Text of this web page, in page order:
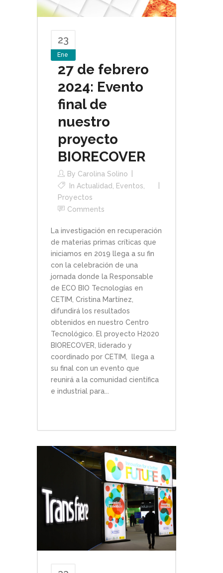
23
Ene
27 de febrero
2024: Evento
final de
nuestro
proyecto
BIORECOVER
By Carolina Solino
In Actualidad, Eventos,
Proyectos
Comments
La investigación en recuperación
de materias primas críticas que
iniciamos en 2019 llega a su fin
con la celebración de una
jornada donde la Responsable
de ECO BIO Tecnologías en
CETIM, Cristina Martínez,
difundirá los resultados
obtenidos en nuestro Centro
Tecnológico. El proyecto H2020
BIORECOVER, liderado y
coordinado por CETIM, llega a
su final con un evento que
reunirá a la comunidad científica
e industrial para...